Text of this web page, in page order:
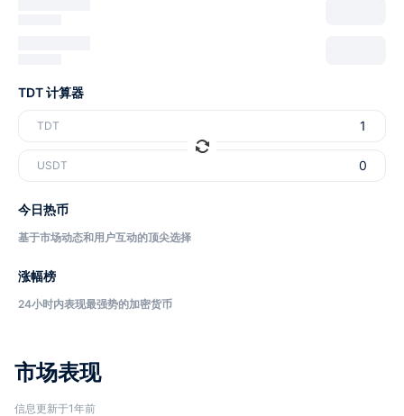
市场表现
信息更新于1年前
TDT 计算器
TDT
USDT
今日热币
基于市场动态和用户互动的顶尖选择
涨幅榜
24小时内表现最强势的加密货币